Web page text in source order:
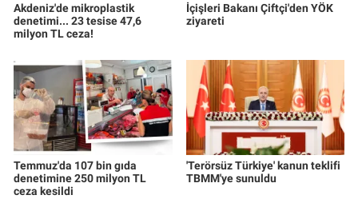
Akdeniz'de mikroplastik
denetimi... 23 tesise 47,6
milyon TL ceza!
İçişleri Bakanı Çiftçi'den YÖK
ziyareti
Temmuz'da 107 bin gıda
denetimine 250 milyon TL
ceza kesildi
'Terörsüz Türkiye' kanun teklifi
TBMM'ye sunuldu